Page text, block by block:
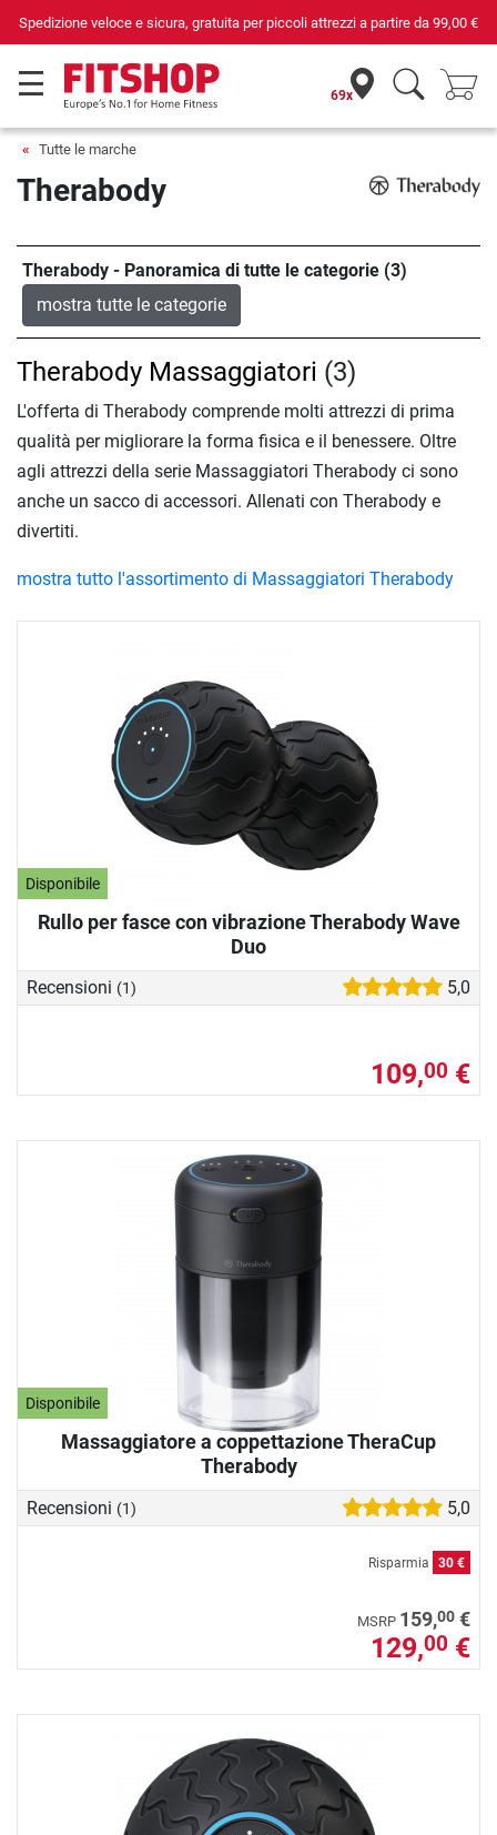
Spedizione veloce e sicura, gratuita per piccoli attrezzi a partire da 99,00 €
69x
Tutte le marche
Therabody
Therabody - Panoramica di tutte le categorie (3)
mostra tutte le categorie
Disponibile
Rullo per fasce con vibrazione Therabody Wave
Duo
Recensioni (1) 5,0
109,00 €
Disponibile
Massaggiatore a coppettazione TheraCup
Therabody
Recensioni (1) 5,0
Risparmia 30 €
MSRP 159,00 €
129,00 €
Therabody Massaggiatori (3)
L'offerta di Therabody comprende molti attrezzi di prima
qualità per migliorare la forma fisica e il benessere. Oltre
agli attrezzi della serie Massaggiatori Therabody ci sono
anche un sacco di accessori. Allenati con Therabody e
divertiti.
mostra tutto l'assortimento di Massaggiatori Therabody